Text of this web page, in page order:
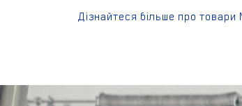
Дізнайтеся більше про товари